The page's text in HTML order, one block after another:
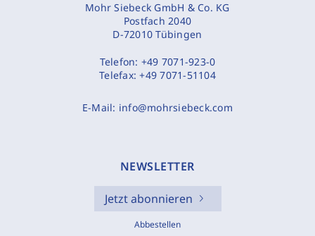
Mohr Siebeck GmbH & Co. KG
Postfach 2040
D-72010 Tübingen
Telefon: +49 7071-923-0
Telefax:+49 7071-51104
E-Mail: info@mohrsiebeck.com
NEWSLETTER
Jetzt abonnieren
Abbestellen